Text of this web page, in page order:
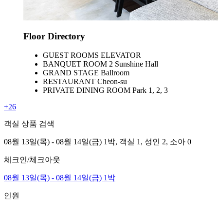
Floor Directory
GUEST ROOMS ELEVATOR
BANQUET ROOM 2 Sunshine Hall
GRAND STAGE Ballroom
RESTAURANT Cheon-su
PRIVATE DINING ROOM Park 1, 2, 3
+26
객실 상품 검색
08월 13일(목) - 08월 14일(금) 1박, 객실 1, 성인 2, 소아 0
체크인/체크아웃
08월 13일(목) - 08월 14일(금) 1박
인원